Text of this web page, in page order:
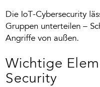
Die IoT-Cybersecurity
Gruppen unterteilen –
Angriffe von außen.
Wichtige
Security